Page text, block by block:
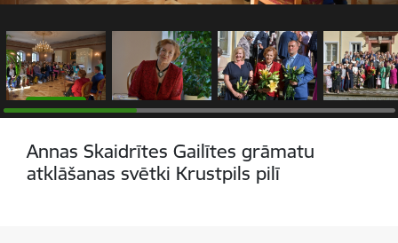
Annas Skaidrītes Gailītes grāmatu
atklāšanas svētki Krustpils pilī